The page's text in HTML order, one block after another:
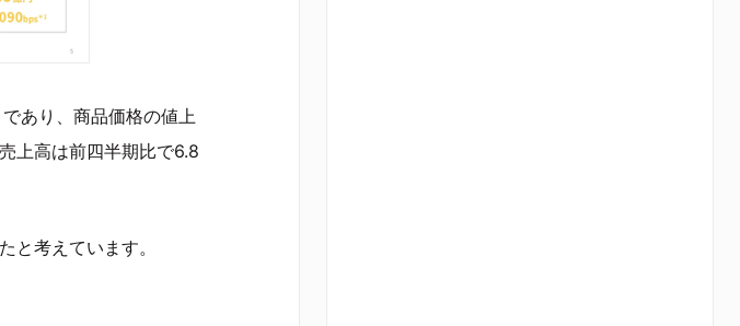
あり、商品価格の値上
上高は前四半期比で6.8
と考えています。